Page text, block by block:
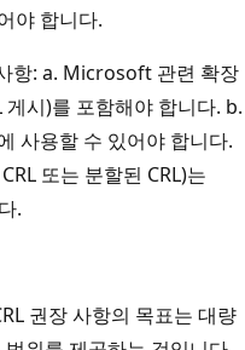
야 합니다.
항: a. Microsoft 관련 확장
게시)를 포함해야 합니다. b.
사용할 수 있어야 합니다.
또는 분할된 CRL)는
.
권장 사항의 목표는 대량